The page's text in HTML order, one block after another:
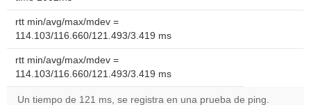
rtt min/avg/max/mdev =
114.103/116.660/121.493/3.419 ms
rtt min/avg/max/mdev =
114.103/116.660/121.493/3.419 ms
Un tiempo de 121 ms, se registra en una prueba de ping.